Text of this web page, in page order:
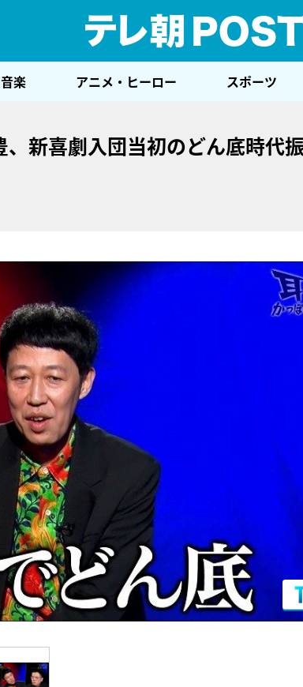
音楽 アニメ・ヒーロー スポーツ
、新喜劇入団当初のどん底時代
『アイ＝
E齋藤樹愛